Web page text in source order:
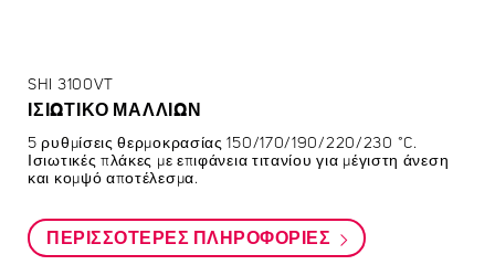
SHI 3100VT
ΙΣΙΩΤΙΚΟ ΜΑΛΛΙΩΝ
5 ρυθμίσεις θερμοκρασίας 150/170/190/220/230 °C.
Ισιωτικές πλάκες με επιφάνεια τιτανίου για μέγιστη άνεση
και κομψό αποτέλεσμα.
ΠΕΡΙΣΣΌΤΕΡΕΣ ΠΛΗΡΟΦΟΡΊΕΣ